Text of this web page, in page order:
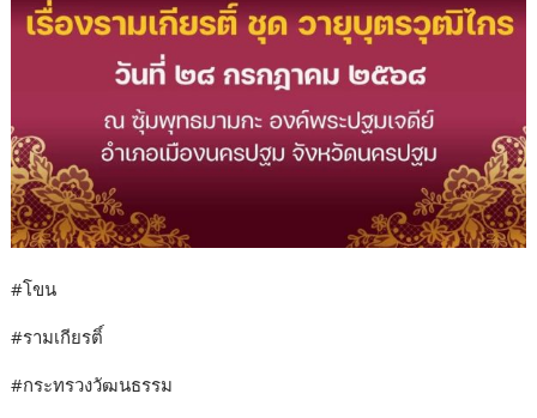
#โขน
#รามเกียรติ์
#กระทรวงวัฒนธรรม